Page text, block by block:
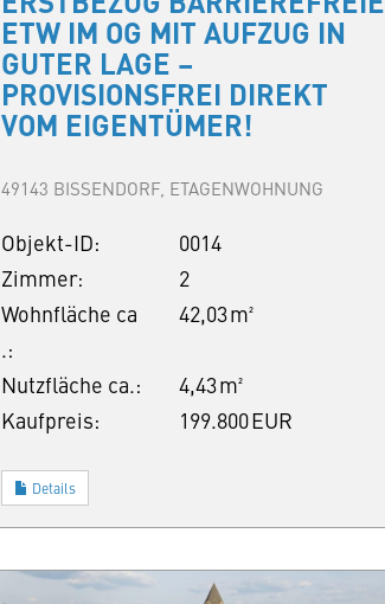
ETW IM OG MIT AUFZUG IN
GUTER LAGE –
PROVISIONSFREI DIREKT
VOM EIGENTÜMER!
49143 BISSENDORF, ETAGENWOHNUNG
Objekt-ID:
0014
Zimmer:
2
Wohnfläche ca
.:
42,03 m²
Nutzfläche ca.:
4,43 m²
Kaufpreis:
199.800 EUR
Details